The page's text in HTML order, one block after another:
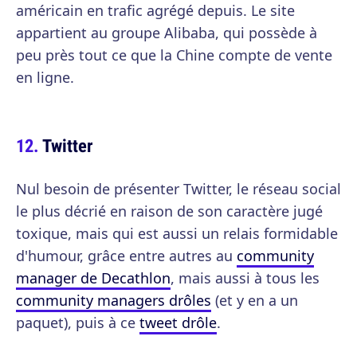
américain en trafic agrégé depuis. Le site
appartient au groupe Alibaba, qui possède à
peu près tout ce que la Chine compte de vente
en ligne.
Twitter
Nul besoin de présenter Twitter, le réseau social
le plus décrié en raison de son caractère jugé
toxique, mais qui est aussi un relais formidable
d'humour, grâce entre autres au community
manager de Decathlon, mais aussi à tous les
community managers drôles (et y en a un
paquet), puis à ce tweet drôle.